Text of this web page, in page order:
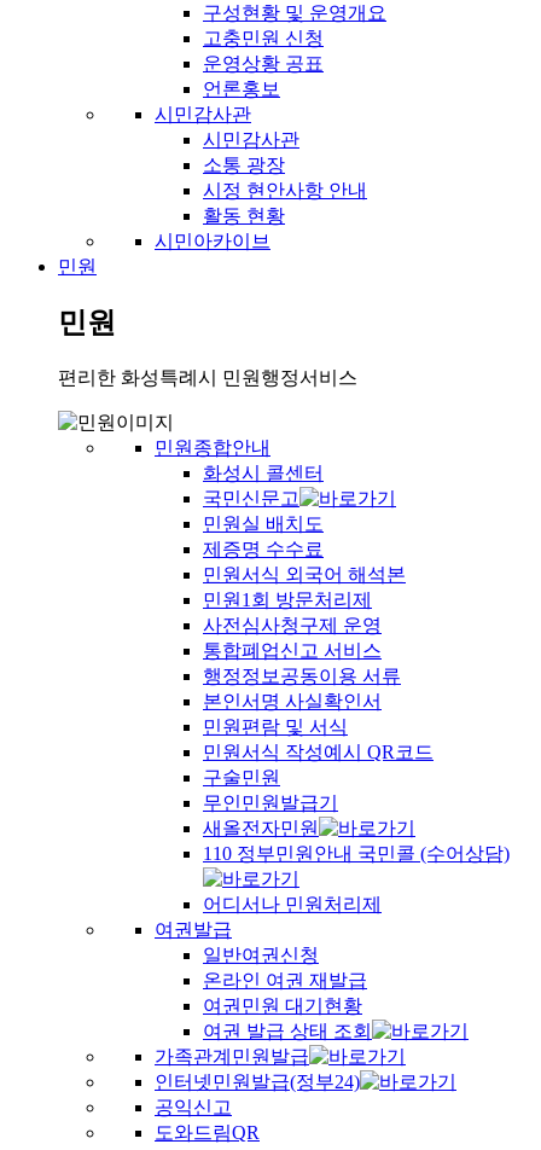
구성현황 및 운영개요
고충민원 신청
운영상황 공표
언론홍보
시민감사관
시민감사관
소통 광장
시정 현안사항 안내
활동 현황
시민아카이브
민원
민원
편리한 화성특례시 민원행정서비스
민원종합안내
화성시 콜센터
국민신문고
민원실 배치도
제증명 수수료
민원서식 외국어 해석본
민원1회 방문처리제
사전심사청구제 운영
통합폐업신고 서비스
행정정보공동이용 서류
본인서명 사실확인서
민원편람 및 서식
민원서식 작성예시 QR코드
구술민원
무인민원발급기
새올전자민원
110 정부민원안내 국민콜 (수어상담)
어디서나 민원처리제
여권발급
일반여권신청
온라인 여권 재발급
여권민원 대기현황
여권 발급 상태 조회
가족관계민원발급
인터넷민원발급(정부24)
공익신고
도와드림QR